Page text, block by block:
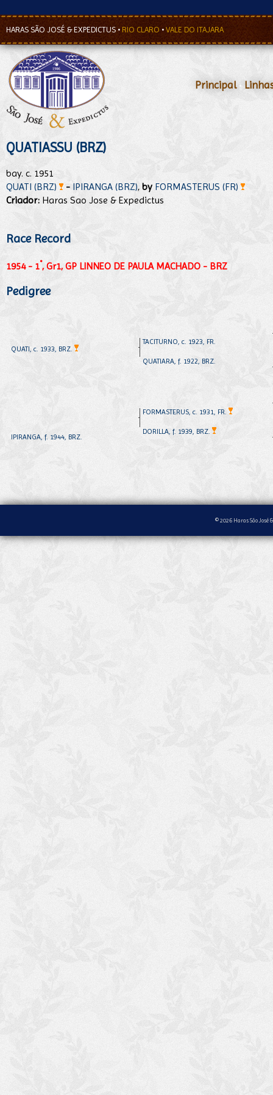
HARAS SÃO JOSÉ & EXPEDICTUS • RIO CLARO • VALE DO ITAJARA
Principal•
QUATIASSU (BRZ)
bay. c. 1951
QUATI (BRZ)
- IPIRANGA (BRZ), by FORMASTERUS (FR)
Criador: Haras Sao Jose & Expedictus
Race Record
1954 - 1°, Gr1, GP LINNEO DE PAULA MACHADO - BRZ
Pedigree
QUATI, c. 1933, BRZ.
IPIRANGA, f. 1944, BRZ.
TACITURNO, c. 1923, FR.
QUATIARA, f. 1922, BRZ.
FORMASTERUS, c. 1931, FR.
DORILLA, f. 1939, BRZ.
© 2026 Haras São José